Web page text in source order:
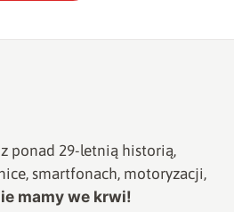
ponad 29-letnią historią,
smartfonach, motoryzacji,
mamy we krwi!